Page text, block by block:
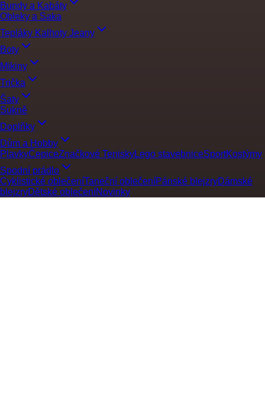
Bundy a Kabáty
Obleky a Saka
Tepláky Kalhoty Jeany
Boty
Mikiny
Trička
Šaty
Sukně
Doplňky
Dům a Hobby
PlavkyČepiceZnačkové TeniskyLego stavebniceSportKostýmy
Spodní prádlo
Cyklistické oblečeníTaneční oblečeníPánské blejzryDámské
blejzryDětské oblečeníNovinky